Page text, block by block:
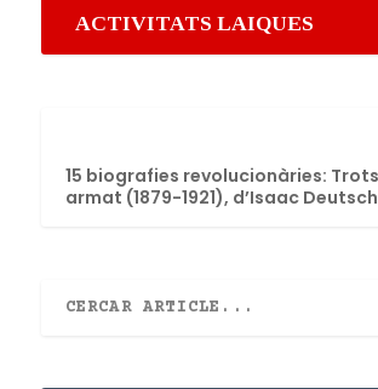
ACTIVITATS LAIQUES
15 biografies revolucionàries:
armat (1879-1921), d’Isaac